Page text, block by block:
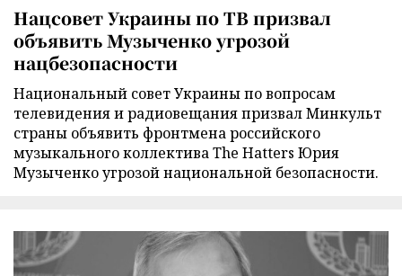
Нацсовет Украины по ТВ призвал
объявить Музыченко угрозой
нацбезопасности
Национальный совет Украины по вопросам
телевидения и радиовещания призвал Минкульт
страны объявить фронтмена российского
музыкального коллектива The Hatters Юрия
Музыченко угрозой национальной безопасности.